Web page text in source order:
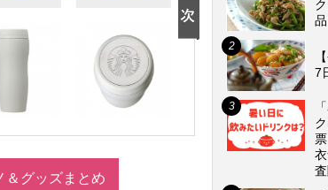
＆グッズまとめ
7